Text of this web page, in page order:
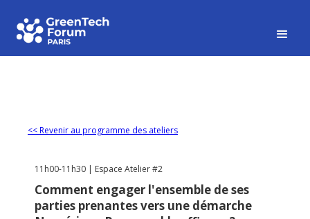
<< Revenir au programme des ateliers
11h00-11h30 | Espace Atelier #2
Comment engager l'ensemble de ses
parties prenantes vers une démarche